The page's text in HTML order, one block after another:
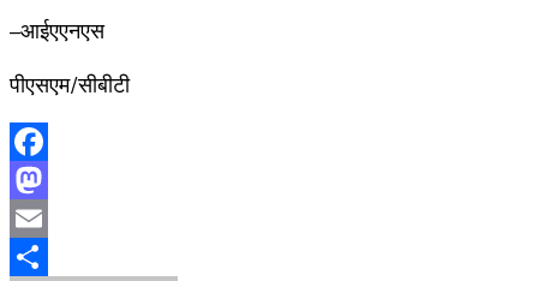
–आईएएनएस
पीएसएम/सीबीटी
Facebook
Mastodon
Email